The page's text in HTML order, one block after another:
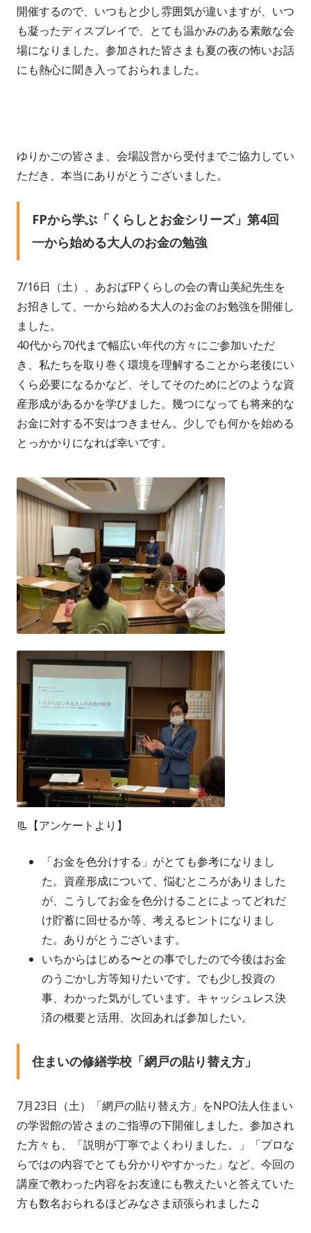
開催するので、いつもと少し雰囲気が違いますが、いつ
も凝ったディスプレイで、とても温かみのある素敵な会
場になりました。参加された皆さまも夏の夜の怖いお話
にも熱心に聞き入っておられました。
ゆりかごの皆さま、会場設営から受付までご協力してい
ただき、本当にありがとうございました。
FPから学ぶ「くらしとお金シリーズ」第4回
一から始める大人のお金の勉強
7/16日（土）、あおばFPくらしの会の青山美紀先生を
お招きして、一から始める大人のお金のお勉強を開催し
ました。
40代から70代まで幅広い年代の方々にご参加いただ
き、私たちを取り巻く環境を理解することから老後にい
くら必要になるかなど、そしてそのためにどのような資
産形成があるかを学びました。幾つになっても将来的な
お金に対する不安はつきません。少しでも何かを始める
とっかかりになれば幸いです。
📃【アンケートより】
「お金を色分けする」がとても参考になりまし
た。資産形成について、悩むところがありました
が、こうしてお金を色分けることによってどれだ
け貯蓄に回せるか等、考えるヒントになりまし
た。ありがとうございます。
いちからはじめる〜との事でしたので今後はお金
のうごかし方等知りたいです。でも少し投資の
事、わかった気がしています。キャッシュレス決
済の概要と活用、次回あれば参加したい。
住まいの修繕学校「網戸の貼り替え方」
7月23日（土）「網戸の貼り替え方」をNPO法人住まい
の学習館の皆さまのご指導の下開催しました。参加され
た方々も、「説明が丁寧でよくわりました。」「プロな
らではの内容でとても分かりやすかった」など、今回の
講座で教わった内容をお友達にも教えたいと答えていた
方も数名おられるほどみなさま頑張られました♫